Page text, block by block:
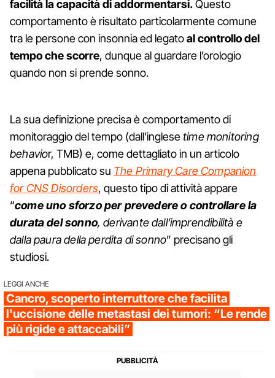
facilità la capacità di addormentarsi.Questo
comportamento è risultato particolarmente comune
tra le persone con insonnia ed legatoal controllo del
tempo che scorre, dunque al guardare l’orologio
quando non si prende sonno.
La sua definizione precisa è comportamento di
monitoraggio del tempo (dall’inglesetime monitoring
behavior, TMB) e, come dettagliato in un articolo
appena pubblicato su The Primary Care Companion
for CNS Disorders, questo tipo di attività appare
“come uno sforzo per prevedere o controllare la
durata del sonno, derivante dall’imprendibilità e
dalla paura della perdita di sonno” precisano gli
studiosi.
LEGGI ANCHE
Cancro, scoperto interruttore che facilita
l'uccisione delle metastasi dei tumori: “Le rende
più rigide e attaccabili”